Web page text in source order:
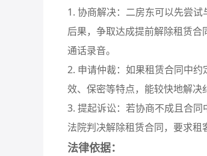
1. 协商解决：二房东可以先尝
后果，争取达成提前解除租赁
通话录音。
2. 申请仲裁：如果租赁合同中
效、保密等特点，能较快地解决
3. 提起诉讼：若协商不成且合
法院判决解除租赁合同，要求租
法律依据：